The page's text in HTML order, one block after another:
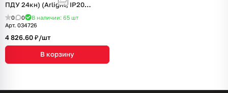
ПДУ 24кн) (Arlight, IP20
Пластик, 3 года)
0 0 В наличии: 65 шт
Арт. 034726
4 826.60 ₽/шт
В корзину